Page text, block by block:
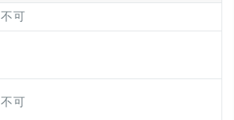
不可
不可